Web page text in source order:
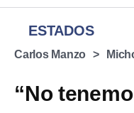
ESTADOS
Carlos Manzo
“No